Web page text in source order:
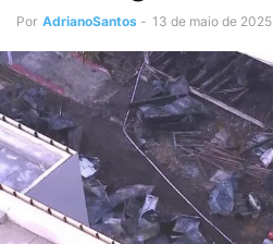
Por AdrianoSantos - 13 de maio de 2025